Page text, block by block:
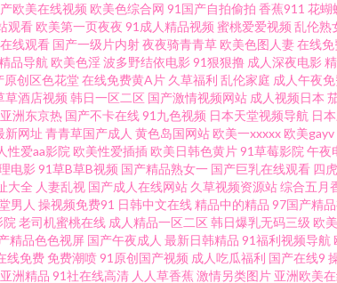
草 国产精品草草91 岛国大片在线 抖阴爱爱 五月素人人妻 在线观
视频 成人AV老司机网 97自拍网站 亚洲精品第十页 色色大全视频
性爱网页 久久AV青青草 欧美丝袜性爱A片 91探花精品精华 国产
黄色国产 超碰人人色 国产转区 成人网站www污污污 国产日韩欧美
洲香蕉福利av 亚洲阿v福利导航 国产在线天堂 免费无码成人 日韩中
码头网站 亚洲日韩国产欧美另类 传媒91cn干逼视频 免费看蜜桃视
欧美在线视频 欧美色综合网 91国产自拍偷拍 香蕉911 花蝴
观看 欧美第一页夜夜 91成人精品视频 蜜桃爱爱视频 乱伦熟
线观看 国产一级片内射夜夜骑青青草 欧美色图人妻在线
品导航 欧美色淫波多野结依电影 91狠狠撸 成人深夜电影
原创区色花堂在线免费黄A片 久草福利 乱伦家庭 成人午夜
草酒店视频 韩日一区二区 国产激情视频网站 成人视频日本
亚洲东京热 国产不卡在线91九色视频 日本天堂视频导航 日
新网址 青青草国产成人 黄色岛国网站 欧美一xxxxx 欧美gayv
性爱aa影院 欧美性爱插插 欧美日韩色黄片91草莓影院 午夜
电影 91草B草B视频 国产精品熟女一 国产巨乳在线观看 四
大全 人妻乱视 国产成人在线网站 久草视频资源站综合五月
男人 操视频免费91 日韩中文在线精品中的精品 97国产精
院 老司机蜜桃在线 成人精品一区二区 韩日爆乳无码三级 欧
精品色色视屏 国产午夜成人 最新日韩精品 91福利视频导航
线免费 免费潮喷91原创国产视频 成人吃瓜福利 国产在线9
洲精品 91社在线高清 人人草香蕉 激情另类图片 亚洲欧美